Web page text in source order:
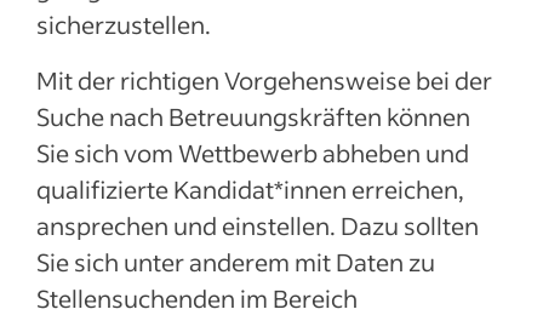
sicherzustellen.
Mit der richtigen Vorgehensweise bei der
Suche nach Betreuungskräften können
Sie sich vom Wettbewerb abheben und
qualifizierte Kandidat*innen erreichen,
ansprechen und einstellen. Dazu sollten
Sie sich unter anderem mit Daten zu
Stellensuchenden im Bereich